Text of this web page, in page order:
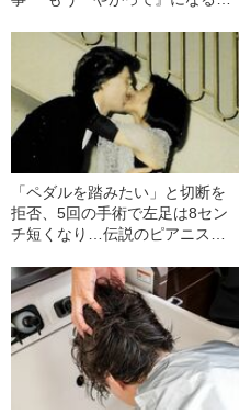
あかんねん」
「ペダルを踏みたい」と切断を
拒否、5回の手術で左足は8セン
チ短くなり…伝説のピアニス
リスト妻が明かす「“9年の空
白”の舞台裏」